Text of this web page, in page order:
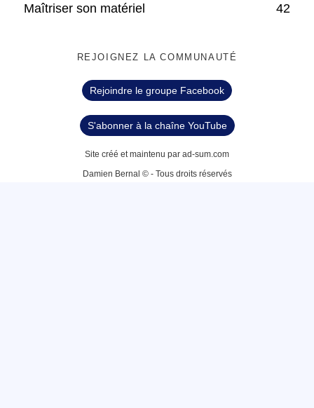
Maîtriser son matériel
42
REJOIGNEZ LA COMMUNAUTÉ
Rejoindre le groupe Facebook
S'abonner à la chaîne YouTube
Site créé et maintenu par ad-sum.com
Damien Bernal © - Tous droits réservés